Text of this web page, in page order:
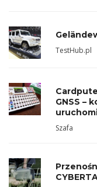
TestHub.pl
GNSS –
Szafa